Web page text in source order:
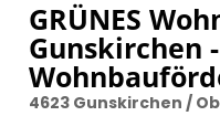
GRÜNES
Gunskirchen
4623 Gunskirchen /